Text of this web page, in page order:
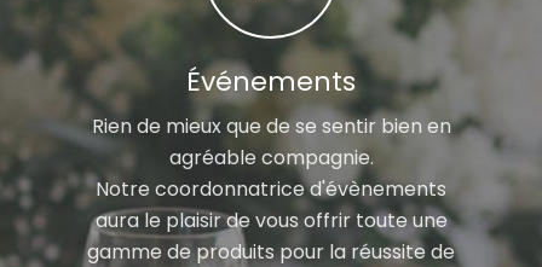
Événements
Rien de mieux que de se sentir bien en
agréable compagnie.
Notre coordonnatrice d'évènements
aura le plaisir de vous offrir toute une
gamme de produits pour la réussite de